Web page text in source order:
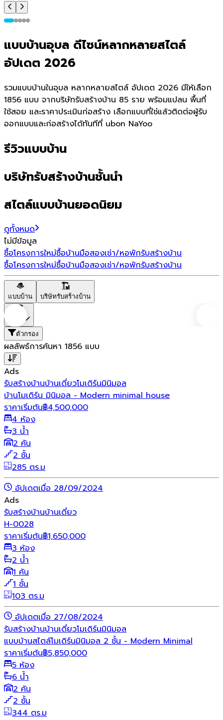
แบบบ้านอุบล ดีไซน์หลากหลายสไตล์
อัปเดต 2026
รวมแบบบ้านในอุบล หลากหลายสไตล์ อัปเดต 2026 มีให้เลือก
1856 แบบ จากบริษัทรับสร้างบ้าน 85 ราย พร้อมแปลน พื้นที่
ใช้สอย และราคาประเมินก่อสร้าง เลือกแบบที่ใช่แล้วติดต่อผู้รับ
ออกแบบและก่อสร้างได้ทันทีที่ ubon NaYoo
รีวิวแบบบ้าน
บริษัทรับสร้างบ้านชั้นนำ
สไตล์แบบบ้านยอดนิยม
ดูทั้งหมด
ไม่มีข้อมูล
ซื้อโครงการใหม่ซื้อบ้านมือสองเช่า/หอพักรับสร้างบ้าน
ซื้อโครงการใหม่ซื้อบ้านมือสองเช่า/หอพักรับสร้างบ้าน
แบบบ้าน บริษัทรับสร้างบ้าน
ตัวกรอง
ผลลัพธ์การค้นหา 1856 แบบ
Ads
รับสร้างบ้านบ้านเดี่ยวโมเดิร์นมินิมอล
บ้านโมเดิร์น มินิมอล - Modern minimal house
ราคาเริ่มต้น฿4,500,000
4 ห้อง
3 น้ำ
2 คัน
2 ชั้น
285 ตร.ม
อัปเดตเมื่อ 28/09/2024
Ads
รับสร้างบ้านบ้านเดี่ยว
H-0028
ราคาเริ่มต้น฿1,650,000
3 ห้อง
2 น้ำ
1 คัน
1 ชั้น
103 ตร.ม
อัปเดตเมื่อ 27/08/2024
รับสร้างบ้านบ้านเดี่ยวโมเดิร์นมินิมอล
แบบบ้านสไตล์โมเดิร์นมินิมอล 2 ชั้น - Modern Minimal
ราคาเริ่มต้น฿5,850,000
5 ห้อง
6 น้ำ
2 คัน
2 ชั้น
344 ตร.ม